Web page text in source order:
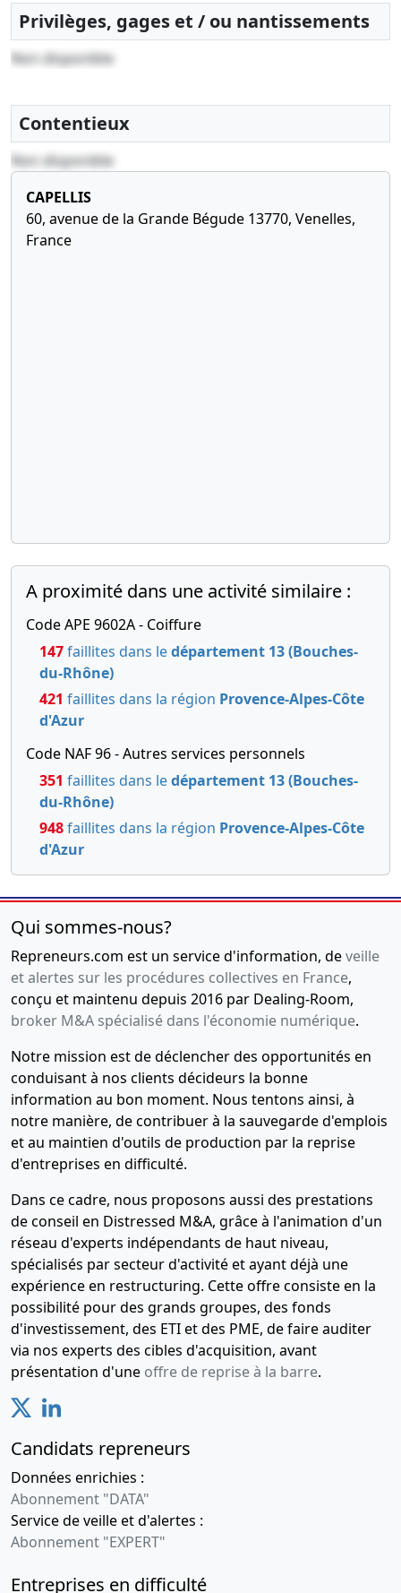
24-
Procès-
extraordinaire,
de
loube 13650
11-
-0001
statuts
mis à jour
Privilèges, gages et / ou nantissements
Non disponible
Contentieux
Non disponible
CAPELLIS
60, avenue de la Grande Bégude 13770, Venelles,
France
A proximité dans une activité similaire :
Code APE 9602A - Coiffure
147faillites dans ledépartement 13 (Bouches-
du-Rhône)
421 faillites dans la région Provence-Alpes-Côte
d'Azur
Code NAF 96 - Autres services personnels
351 faillites dans ledépartement 13 (Bouches-
du-Rhône)
948faillites dans la région Provence-Alpes-Côte
d'Azur
Qui sommes-nous?
Repreneurs.com est un service d'information, deveille
et alertes sur les procédures collectives en France,
conçu et maintenu depuis 2016 par Dealing-Room,
broker M&A spécialisé dans l'économie numérique.
Notre mission est de déclencher des opportunités en
conduisant à nos clients décideurs la bonne
information au bon moment. Nous tentons ainsi, à
notre manière, de contribuer à la sauvegarde d'emplois
et au maintien d'outils de production par la reprise
d'entreprises en difficulté.
Dans ce cadre, nous proposons aussi des prestations
de conseil en Distressed M&A, grâce à l'animation d'un
réseau d'experts indépendants de haut niveau,
spécialisés par secteur d'activité et ayant déjà une
expérience en restructuring. Cette offre consiste en la
possibilité pour des grands groupes, des fonds
d'investissement, des ETI et des PME, de faire auditer
via nos experts des cibles d'acquisition, avant
présentation d'une offre de reprise à la barre.
Candidats repreneurs
Données enrichies :
Abonnement "DATA"
Service de veille et d'alertes :
Abonnement "EXPERT"
Entreprises en difficulté